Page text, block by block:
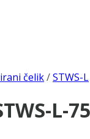
čelik/STWS-L
L-